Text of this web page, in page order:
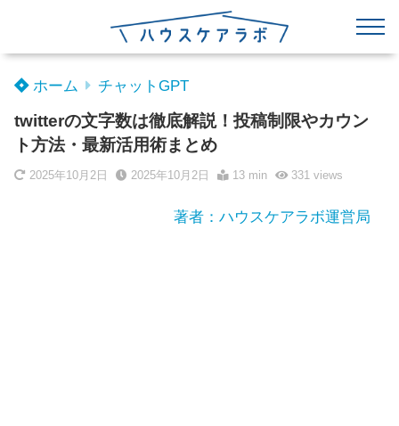
ホーム チャットGPT
twitterの文字数は徹底解説！投稿制限やカウン
ト方法・最新活用術まとめ
2025年10月2日 2025年10月2日 13 min 331views
著者：ハウスケアラボ運営局